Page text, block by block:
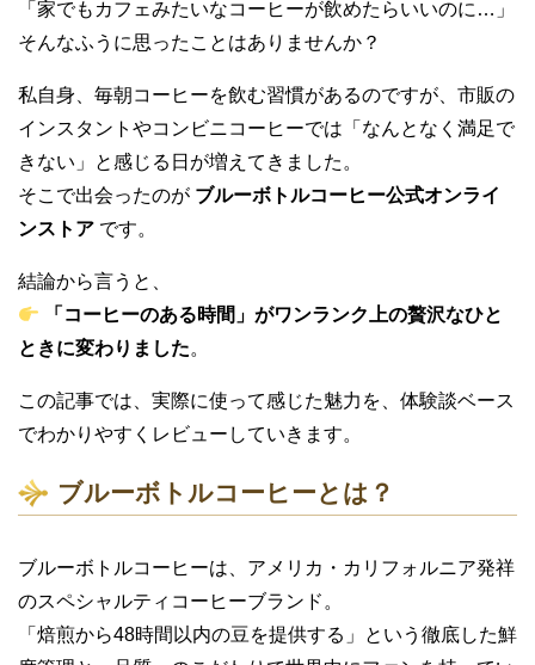
「家でもカフェみたいなコーヒーが飲めたらいいのに…」
そんなふうに思ったことはありませんか？
私自身、毎朝コーヒーを飲む習慣があるのですが、市販の
インスタントやコンビニコーヒーでは「なんとなく満足で
きない」と感じる日が増えてきました。
そこで出会ったのが ブルーボトルコーヒー公式オンライ
ンストア です。
結論から言うと、
「コーヒーのある時間」がワンランク上の贅沢なひと
ときに変わりました。
この記事では、実際に使って感じた魅力を、体験談ベース
でわかりやすくレビューしていきます。
ブルーボトルコーヒーとは？
ブルーボトルコーヒーは、アメリカ・カリフォルニア発祥
のスペシャルティコーヒーブランド。
「焙煎から48時間以内の豆を提供する」という徹底した鮮